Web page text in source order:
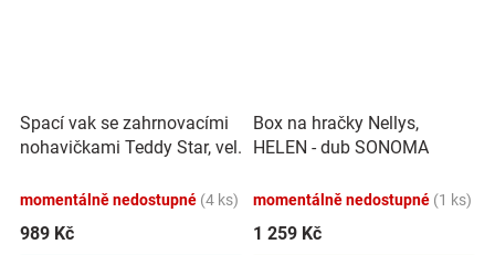
Spací vak se zahrnovacími
nohavičkami Teddy Star, vel.
momentálně nedostupné (4 ks)
989 Kč
Box na hračky Nellys,
HELEN - dub SONOMA
momentálně nedostupné (1 ks)
1 259 Kč